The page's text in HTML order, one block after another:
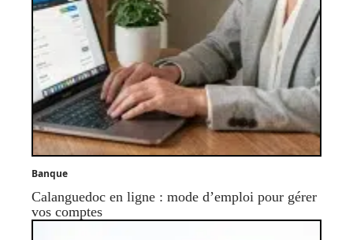
Banque
Calanguedoc en ligne : mode d’emploi pour gérer
vos comptes